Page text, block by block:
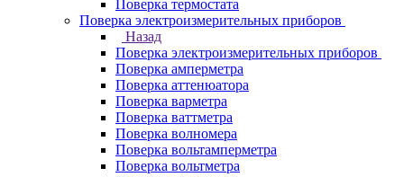
Поверка термостата
Поверка электроизмерительных приборов
Назад
Поверка электроизмерительных приборов
Поверка амперметра
Поверка аттенюатора
Поверка варметра
Поверка ваттметра
Поверка волномера
Поверка вольтамперметра
Поверка вольтметра